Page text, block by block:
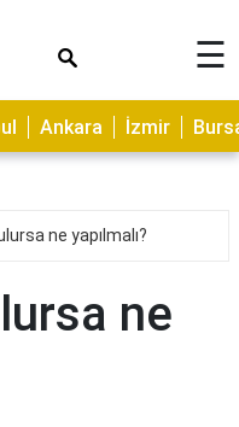
☰
Ankara İzmir
ne yapılmalı?
ne